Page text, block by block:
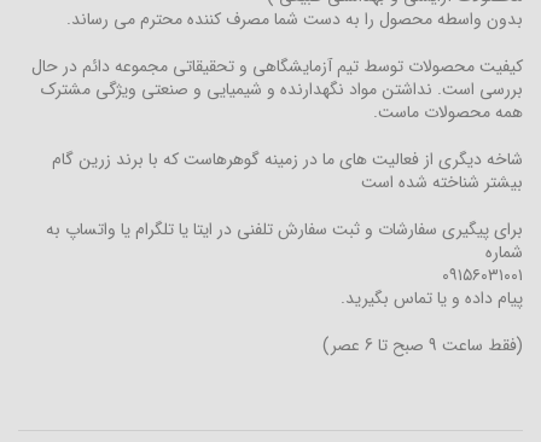
بدون واسطه محصول را به دست شما مصرف کننده محترم می رساند.
کیفیت محصولات توسط تیم آزمایشگاهی و تحقیقاتی مجموعه دائم در حال
بررسی است. نداشتن مواد نگهدارنده و شیمیایی و صنعتی ویژگی مشترک
همه محصولات ماست.
شاخه دیگری از فعالیت های ما در زمینه گوهرهاست که با برند زرین گام
بیشتر شناخته شده است
برای پیگیری سفارشات و ثبت سفارش تلفنی در ایتا یا تلگرام یا واتساپ به
شماره
۰۹۱۵۶۰۳۱۰۰۱
پیام داده و یا تماس بگیرید.
(فقط ساعت 9 صبح تا 6 عصر)